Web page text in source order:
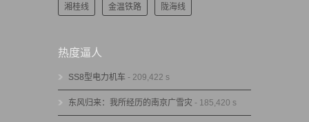
湘桂线 金温铁路 陇海线
热度逼人
SS8型电力机车 - 209,422 s
东风归来：我所经历的南京广雪灾 - 185,420 s